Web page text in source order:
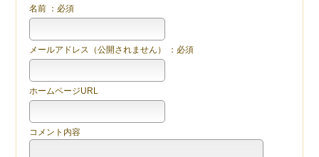
名前 ：必須
メールアドレス（公開されません） ：必須
ホームページURL
コメント内容